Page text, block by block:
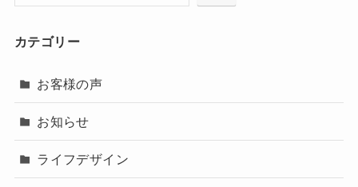
カテゴリー
お客様の声
お知らせ
ライフデザイン